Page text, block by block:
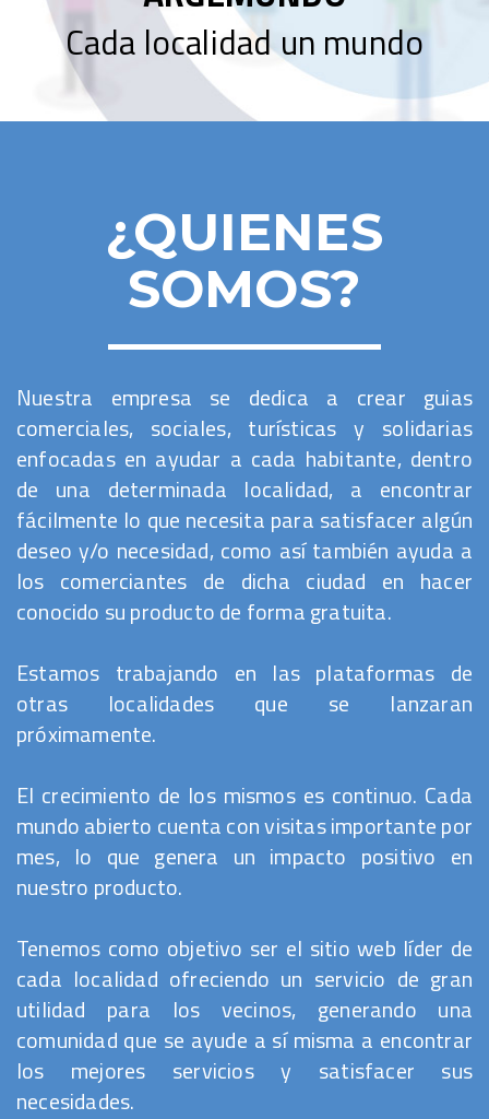
Cada localidad un mundo
¿QUIENES
SOMOS?
Nuestra empresa se dedica a crear guias
comerciales, sociales, turísticas y solidarias
enfocadas en ayudar a cada habitante, dentro
de una determinada localidad, a encontrar
fácilmente lo que necesita para satisfacer algún
deseo y/o necesidad, como así también ayuda a
los comerciantes de dicha ciudad en hacer
conocido su producto de forma gratuita.
Estamos trabajando en las plataformas de
otras localidades que se lanzaran
próximamente.
El crecimiento de los mismos es continuo. Cada
mundo abierto cuenta con visitas importante por
mes, lo que genera un impacto positivo en
nuestro producto.
Tenemos como objetivo ser el sitio web líder de
cada localidad ofreciendo un servicio de gran
utilidad para los vecinos, generando una
comunidad que se ayude a sí misma a encontrar
los mejores servicios y satisfacer sus
necesidades.